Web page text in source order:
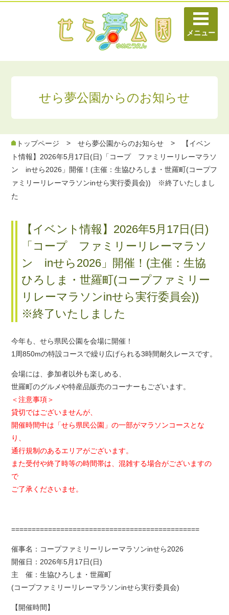
せら夢公園からのお知らせ
トップページ > せら夢公園からのお知らせ >
【イベン
ト情報】2026年5月17日(日)「コープ ファミリーリレーマラソ
ン inせら2026」開催！(主催：生協ひろしま・世羅町(コープフ
ァミリーリレーマラソンinせら実行委員会)) ※終了いたしまし
た
【イベント情報】2026年5月17日(日)
「コープ ファミリーリレーマラソ
ン inせら2026」開催！(主催：生協
ひろしま・世羅町(コープファミリー
リレーマラソンinせら実行委員会))
※終了いたしました
今年も、せら県民公園を会場に開催！
1周850mの特設コースで繰り広げられる3時間耐久レースです。
会場には、参加者以外も楽しめる、
世羅町のグルメや特産品販売のコーナーもございます。
＜注意事項＞
貸切ではございませんが、
開催時間中は「せら県民公園」の一部がマラソンコースとな
り、
通行規制のあるエリアがございます。
また受付や終了時等の時間帯は、混雑する場合がございますの
で
ご了承くださいませ。
==============================================
催事名：コープファミリーリレーマラソンinせら2026
開催日：2026年5月17日(日)
主 催：生協ひろしま・世羅町
(コープファミリーリレーマラソンinせら実行委員会)
【開催時間】